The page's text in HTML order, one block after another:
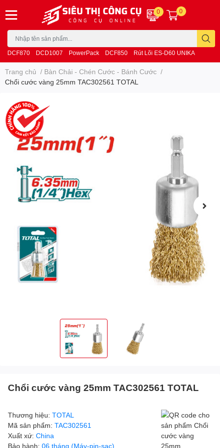
DCF870 DCD1007 PowerPack DCF850 Rút Lõi ES-D60 UNIKA
0 0
Trang chủ / Bàn Chải - Chén Cước - Bánh Cước /
Chổi cước vàng 25mm TAC302561 TOTAL
Chổi cước vàng 25mm TAC302561 TOTAL
Thương hiệu: TOTAL
Mã sản phẩm: TAC302561
Xuất xứ: China
Bảo hành: 06 tháng (Máy-pin-sạc)